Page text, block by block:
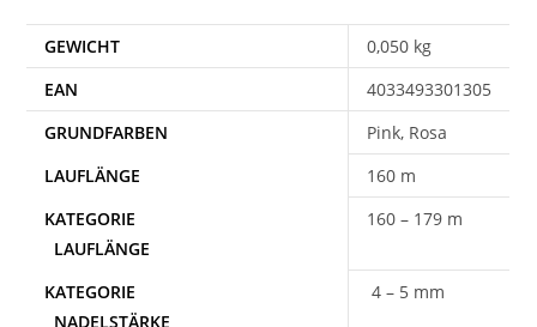
GEWICHT
0,050 kg
EAN
4033493301305
Pink, Rosa
160 m
160 – 179 m
4 – 5 mm